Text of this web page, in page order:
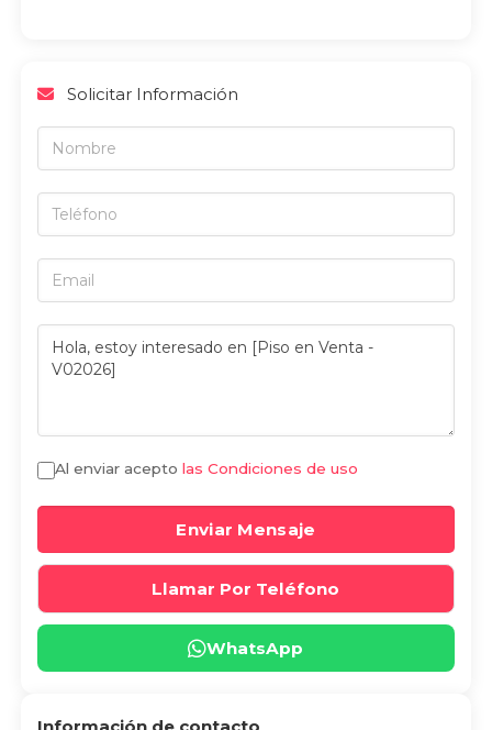
Solicitar Información
Al enviar aceptolas Condiciones de uso
Enviar Mensaje
Llamar Por Teléfono
WhatsApp